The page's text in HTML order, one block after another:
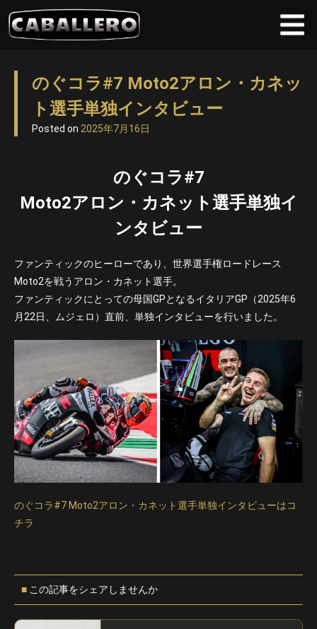
contentのぐコラ#7 Moto2アロン・カネッ
ト選手単独インタビュー
Posted on 2025年7月16日
のぐコラ#7
Moto2アロン・カネット選手単独イ
ンタビュー
ファンティックのヒーローであり、世界選手権ロードレース
Moto2を戦うアロン・カネット選手。
ファンティックにとっての母国GPとなるイタリアGP（2025年6
月22日、ムジェロ）直前、単独インタビューを行いました。
のぐコラ#7 Moto2アロン・カネット選手単独インタビューはコ
チラ
この記事をシェアしませんか